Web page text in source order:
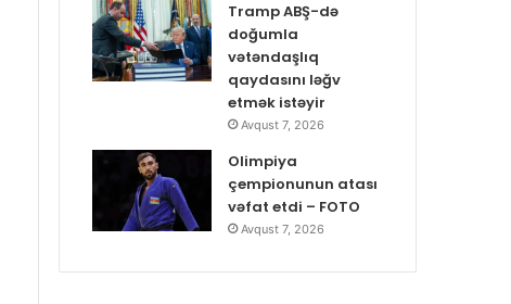
Tramp ABŞ-də
doğumla
vətəndaşlıq
qaydasını ləğv
etmək istəyir
Avqust 7, 2026
Olimpiya
çempionunun atası
vəfat etdi – FOTO
Avqust 7, 2026